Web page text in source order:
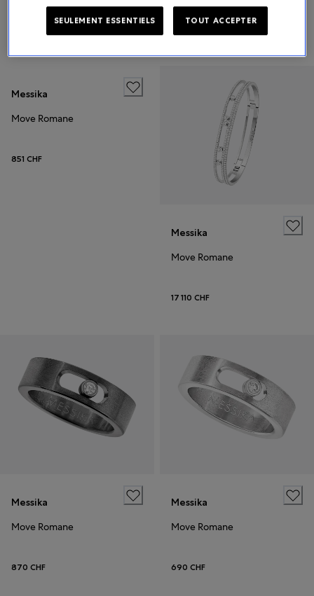
24 400 CHF
Messika
Move Romane
851 CHF
Messika
Move Romane
17 110 CHF
Messika
Move Romane
870 CHF
Messika
Move Romane
690 CHF
SEULEMENT ESSENTIELS TOUT ACCEPTER